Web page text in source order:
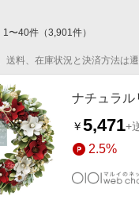
1〜40件 （3,901件）
送料、在庫状況と決済方法は
ナチュラル
￥5,471+
2.5%